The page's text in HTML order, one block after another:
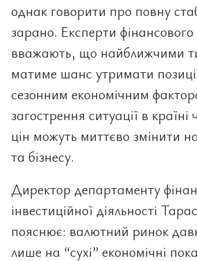
однак говорити про повну
зарано. Експерти фінансового
вважають, що найближчими
матиме шанс утримати
сезонним економічним
загострення ситуації в країні
цін можуть миттєво змінити
та бізнесу.
Директор департаменту
інвестиційної діяльності
пояснює: валютний ринок
лише на “сухі” економічні